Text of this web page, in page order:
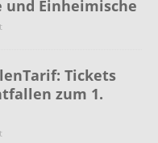
und Einheimische
Tickets
zum 1.